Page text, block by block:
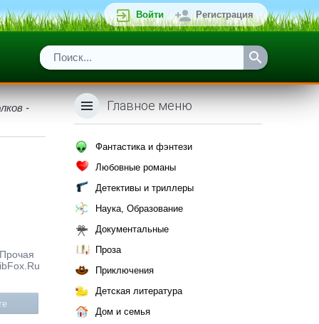
Войти Регистрация
-
Главное меню
Фантастика и фэнтези
Любовные романы
Детективы и триллеры
Наука, Образование
Документальные
Проза
Приключения
Детская литература
Дом и семья